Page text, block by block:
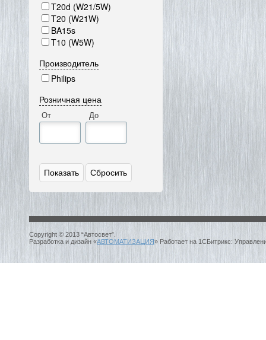
T20d (W21/5W)
T20 (W21W)
BA15s
T10 (W5W)
Производитель
Philips
Розничная цена
От До
Copyright © 2013 “Автосвет”.
Разработка и дизайн «АВТОМАТИЗАЦИЯ» Работает на 1СБитрикс: